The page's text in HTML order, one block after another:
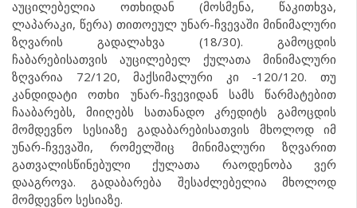
აუცილებელია ოთხიდან (მოსმენა, წაკითხვა,
ლაპარაკი, წერა) თითოეულ უნარ-ჩვევაში მინიმალური
ზღვარის გადალახვა (18/30). გამოცდის
ჩაბარებისათვის აუცილებელ ქულათა მინიმალური
ზღვარია 72/120, მაქსიმალური კი -120/120. თუ
კანდიდატი ოთხი უნარ-ჩვევიდან სამს წარმატებით
ჩააბარებს, მიიღებს სათანადო კრედიტს გამოცდის
მომდევნო სესიაზე გადაბარებისათვის მხოლოდ იმ
უნარ-ჩვევაში, რომელშიც მინიმალური ზღვარით
გათვალისწინებული ქულათა რაოდენობა ვერ
დააგროვა. გადაბარება შესაძლებელია მხოლოდ
მომდევნო სესიაზე.